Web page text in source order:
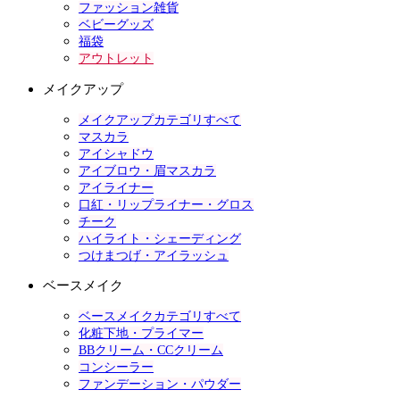
ファッション雑貨
ベビーグッズ
福袋
アウトレット
メイクアップ
メイクアップカテゴリすべて
マスカラ
アイシャドウ
アイブロウ・眉マスカラ
アイライナー
口紅・リップライナー・グロス
チーク
ハイライト・シェーディング
つけまつげ・アイラッシュ
ベースメイク
ベースメイクカテゴリすべて
化粧下地・プライマー
BBクリーム・CCクリーム
コンシーラー
ファンデーション・パウダー